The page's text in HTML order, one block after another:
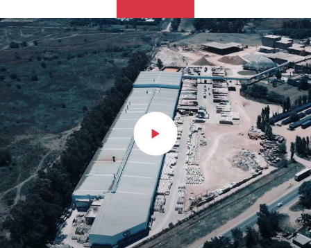
Nosotros
Acompañamos
proyectos hace más de
30 años
Ofrecemos la mejor opción, con la más amplia paleta de
texturas, colores y formatos, para que puedas elegir el
revestimiento que mejor se adapte a tu idea.